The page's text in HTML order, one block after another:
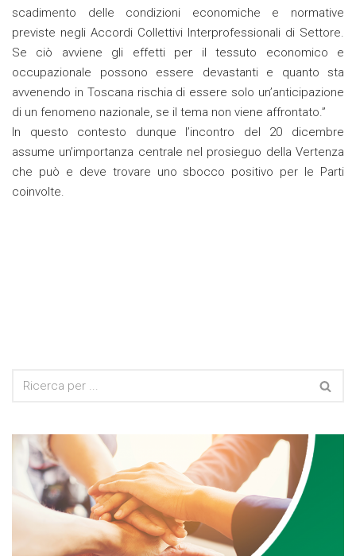
scadimento delle condizioni economiche e normative
previste negli Accordi Collettivi Interprofessionali di Settore.
Se ciò avviene gli effetti per il tessuto economico e
occupazionale possono essere devastanti e quanto sta
avvenendo in Toscana rischia di essere solo un’anticipazione
di un fenomeno nazionale, se il tema non viene affrontato.”
In questo contesto dunque l’incontro del 20 dicembre
assume un’importanza centrale nel prosieguo della Vertenza
che può e deve trovare uno sbocco positivo per le Parti
coinvolte.